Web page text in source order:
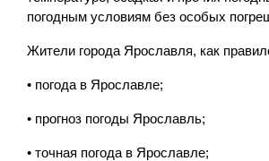
погодным условиям без особых
Жители города Ярославля, как
• погода в Ярославле;
• прогноз погоды Ярославль;
• точная погода в Ярославле;